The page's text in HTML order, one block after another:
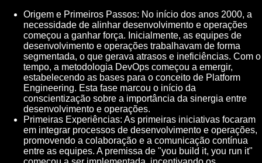
Origem e Primeiros Passos: No início dos anos 2000, a
necessidade de alinhar desenvolvimento e operações
começou a ganhar força. Inicialmente, as equipes de
desenvolvimento e operações trabalhavam de forma
segmentada, o que gerava atrasos e ineficiências. Com o
tempo, a metodologia DevOps começou a emergir,
estabelecendo as bases para o conceito de Platform
Engineering. Esta fase marcou o início da
conscientização sobre a importância da sinergia entre
desenvolvimento e operações.
Primeiras Experiências: As primeiras iniciativas focaram
em integrar processos de desenvolvimento e operações,
promovendo a colaboração e a comunicação contínua
entre as equipes. A premissa de "you build it, you run it"